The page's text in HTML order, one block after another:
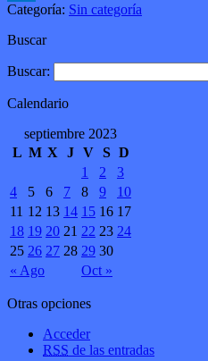
Outlook.com
Categoría: Sin categoría
Buscar
Buscar:
Calendario
septiembre 2023
L M X J V S D
« Ago Oct »
1 2
3
4
5 6 7 8 9
10
11 12 13 14 15 16 17
18 19 20 21 22 23 24
25 26 27 28 29 30
Otras opciones
Acceder
RSS de las entradas